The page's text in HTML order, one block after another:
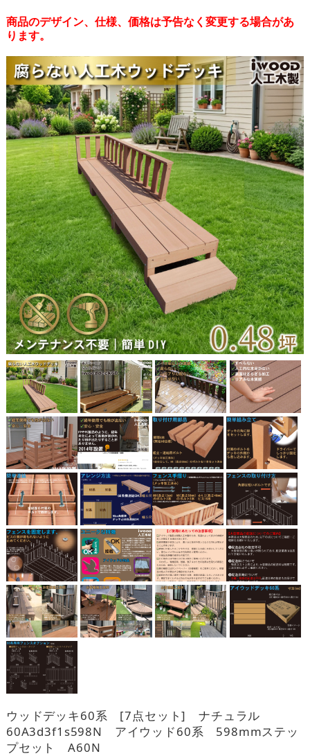
商品のデザイン、仕様、価格は予告なく変更する場合があ
ります。
ウッドデッキ60系 [7点セット] ナチュラル
60A3d3f1s598N アイウッド60系 598mmステッ
プセット A60N